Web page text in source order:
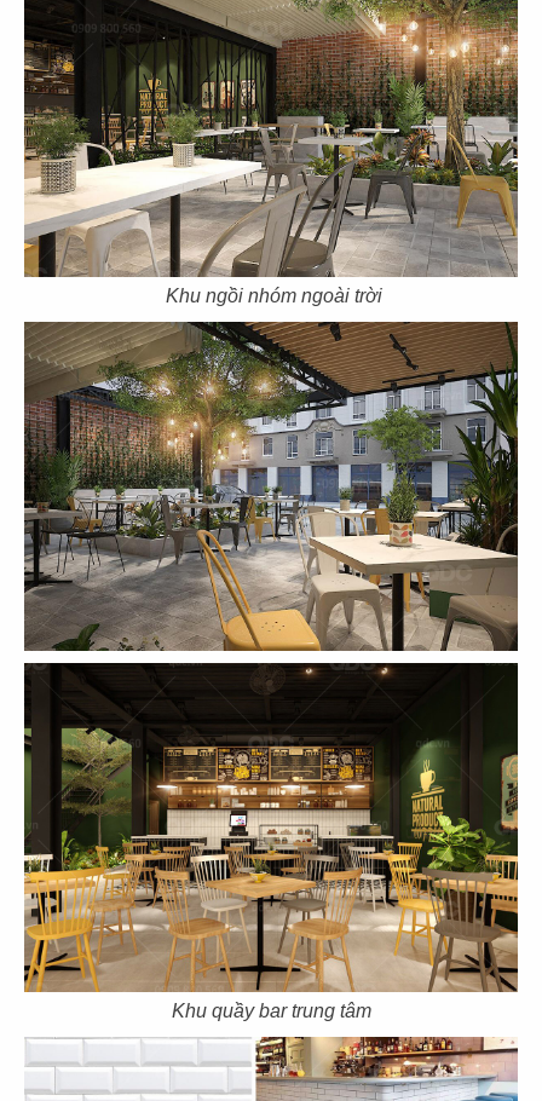
Khu ngồi nhóm ngoài trời
Khu quầy bar trung tâm
THIẾT KẾ L'AMANT CAFÉ VÕ VĂN TẦN
Chủ đầu tư: Công ty CP Quốc tế L’amant
Diện tích: 195m2
Địa điểm: 22 Võ Văn Tần, P.6, Quận 3, TP.HCM
CHI TIẾT
THIẾT KẾ QUÁN CÀ PHÊ LONG THÀNH
COFFEE
Chủ đầu tư: Cafe Long Thành
Diện tích: 200 m2
Địa điểm: Long Thành, Đồng Nai